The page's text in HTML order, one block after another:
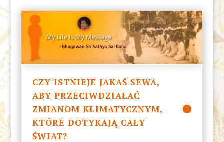
CZY ISTNIEJE JAKAŚ SEWA,
ABY PRZECIWDZIAŁAĆ
ZMIANOM KLIMATYCZNYM,
KTÓRE DOTYKAJĄ CAŁY
ŚWIAT?